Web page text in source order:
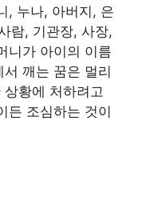
, 누나, 아버지, 은
람, 기관장, 사장,
니가 아이의 이름
깨는 꿈은 멀리
황에 처하려고
든 조심하는 것이